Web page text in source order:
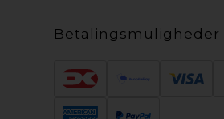
Betalingsmuligheder